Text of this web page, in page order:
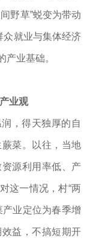
野草”蜕变为带动
众就业与集体经济
业基础。
业观
，得天独厚的自
菜。以往，当地
源利用率低、产
这一情况，村“两
业定位为春季增
益，不搞短期开